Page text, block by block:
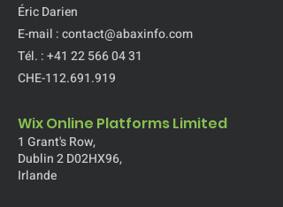
Éric Darien
E-mail :contact@abaxinfo.com
Tél. :+41 22 566 04 31
CHE-112.691.919
Wix Online Platforms Limited
1 Grant's Row,
Dublin 2 D02HX96,
Irlande